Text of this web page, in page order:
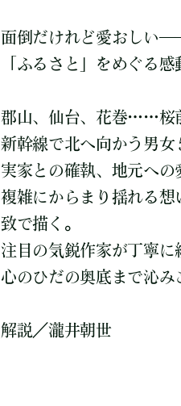
面倒だけれど愛おしい
「ふるさと」をめぐる
郡山、仙台、花巻……桜
新幹線で北へ向かう男
実家との確執、地元へ
複雑にからまり揺れる
致で描く。
注目の気鋭作家が丁寧に
心のひだの奥底まで沁
解説／瀧井朝世